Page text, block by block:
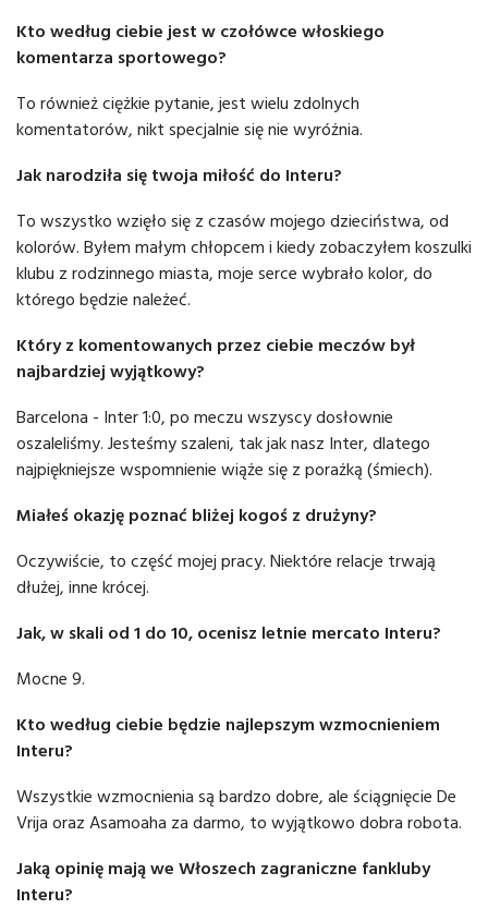
Kto według ciebie jest w czołówce włoskiego
komentarza sportowego?
To również ciężkie pytanie, jest wielu zdolnych
komentatorów, nikt specjalnie się nie wyróżnia.
Jak narodziła się twoja miłość do Interu?
To wszystko wzięło się z czasów mojego dzieciństwa, od
kolorów. Byłem małym chłopcem i kiedy zobaczyłem koszulki
klubu z rodzinnego miasta, moje serce wybrało kolor, do
którego będzie należeć.
Który z komentowanych przez ciebie meczów był
najbardziej wyjątkowy?
Barcelona - Inter 1:0, po meczu wszyscy dosłownie
oszaleliśmy. Jesteśmy szaleni, tak jak nasz Inter, dlatego
najpiękniejsze wspomnienie wiąże się z porażką (śmiech).
Miałeś okazję poznać bliżej kogoś z drużyny?
Oczywiście, to część mojej pracy. Niektóre relacje trwają
dłużej, inne krócej.
Jak, w skali od 1 do 10, ocenisz letnie mercato Interu?
Mocne 9.
Kto według ciebie będzie najlepszym wzmocnieniem
Interu?
Wszystkie wzmocnienia są bardzo dobre, ale ściągnięcie De
Vrija oraz Asamoaha za darmo, to wyjątkowo dobra robota.
Jaką opinię mają we Włoszech zagraniczne fankluby
Interu?